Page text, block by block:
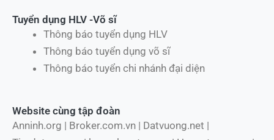
Tuyển dụng HLV -Võ sĩ
Thông báo tuyển dụng HLV
Thông báo tuyển dụng võ sĩ
Thông báo tuyển chi nhánh đại diện
Website cùng tập đoàn
Anninh.org | Broker.com.vn | Datvuong.net |